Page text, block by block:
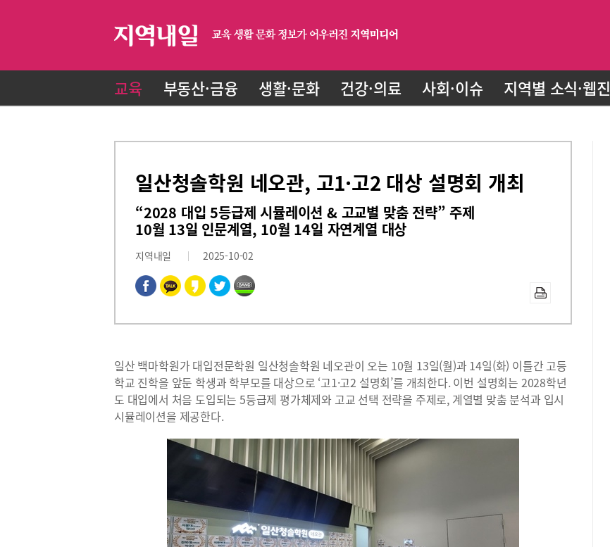
교육 부동산·금융 생활·문화 건강·의료 사회·이슈 지역별 소식·웹진
일산청솔학원 네오관, 고1·고2 대상 설명회 개최
“2028 대입 5등급제 시뮬레이션 & 고교별 맞춤 전략” 주제
10월 13일 인문계열, 10월 14일 자연계열 대상
지역내일 2025-10-02
일산 백마학원가 대입전문학원 일산청솔학원 네오관이 오는 10월 13일(월)과 14일(화) 이틀간 고등
학교 진학을 앞둔 학생과 학부모를 대상으로 ‘고1·고2 설명회’를 개최한다. 이번 설명회는 2028학년
도 대입에서 처음 도입되는 5등급제 평가체제와 고교 선택 전략을 주제로, 계열별 맞춤 분석과 입시
시뮬레이션을 제공한다.